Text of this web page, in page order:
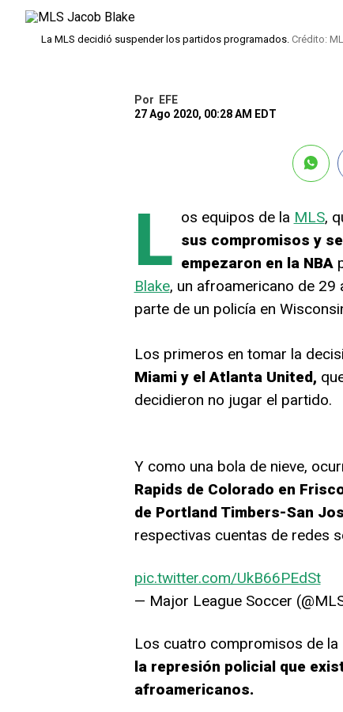
La MLS decidió suspender los partidos programados. Crédito:
Por
EFE
27 Ago 2020, 00:28 AM EDT
L os equipos de la MLS,
sus compromisos y
empezaron en la NBA
Blake, un afroamericano de 29
parte de un policía en
Los primeros en tomar la
Miami y el Atlanta United,
decidieron no jugar el partido.
Y como una bola de nieve,
Rapids de Colorado en
de Portland Timbers-San
respectivas cuentas de redes
pic.twitter.com/UkB66PEdSt
— Major League Soccer
Los cuatro compromisos de
la represión policial que
afroamericanos.